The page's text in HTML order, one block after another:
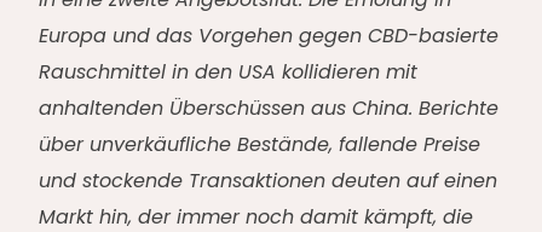
Europa und das Vorgehen gegen CBD-basierte
Rauschmittel in den USA kollidieren mit
anhaltenden Überschüssen aus China. Berichte
über unverkäufliche Bestände, fallende Preise
und stockende Transaktionen deuten auf einen
Markt hin, der immer noch damit kämpft, die